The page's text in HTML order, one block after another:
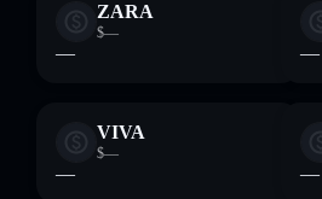
ZARA
$—
— —
VIVA
$—
— —